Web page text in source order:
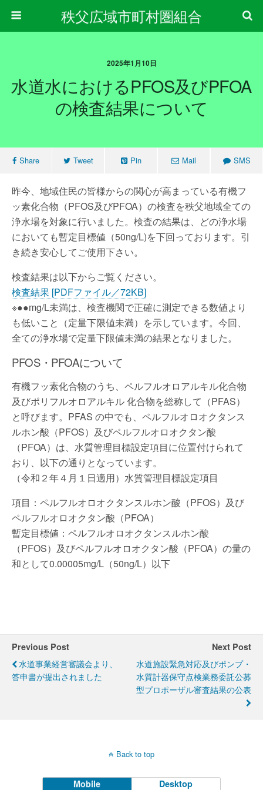
秩父広域市町村圏組合
2025年1月10日
水道水におけるPFOS及びPFOA
の検査結果について
Share Tweet Pin Mail SMS
昨今、地域住民の皆様からの関心が高まっている有機フ
ッ素化合物（PFOS及びPFOA）の検査を秩父地域全ての
浄水場を対象に行いました。検査の結果は、どの浄水場
においても暫定目標値（50ng/L)を下回っております。引
き続き安心してご使用下さい。
検査結果は以下からご覧ください。
検査結果 [PDFファイル／72KB]
※●●mg/L未満は、検査機関で正確に測定できる数値より
も低いこと（定量下限値未満）を示しています。今回、
全ての浄水場で定量下限値未満の結果となりました。
PFOS・PFOAについて
有機フッ素化合物のうち、ペルフルオロアルキル化合物
及びポリフルオロアルキル 化合物を総称して（PFAS）
と呼びます。PFAS の中でも、ペルフルオロオクタンス
ルホン酸（PFOS）及びペルフルオロオクタン酸
（PFOA）は、水質管理目標設定項目に位置付けられて
おり、以下の通りとなっています。
（令和２年４月１日適用）水質管理目標設定項目
項目：ペルフルオロオクタンスルホン酸（PFOS）及び
ペルフルオロオクタン酸（PFOA）
暫定目標値：ペルフルオロオクタンスルホン酸
（PFOS）及びペルフルオロオクタン酸（PFOA）の量の
和として0.00005mg/L（50ng/L）以下
Previous Post
水道事業経営審議会より、
答申書が提出されました
Next Post
水道施設緊急対応及びポンプ・
水質計器保守点検業務委託公募
型プロポーザル審査結果の公表
Back to top
Mobile Desktop